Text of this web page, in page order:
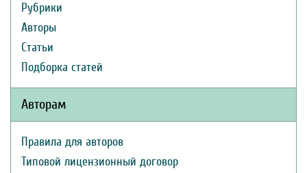
Рубрики
Авторы
Статьи
Подборка статей
Авторам
Правила для авторов
Типовой лицензионный договор